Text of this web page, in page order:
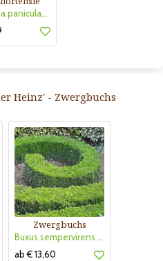
Hydrangea paniculata 'Vanille Fraise'
Heinz' - Zwergbuchs
Zwergbuchs
Buxus sempervirens 'Suffruticosa'
ab € 13,60